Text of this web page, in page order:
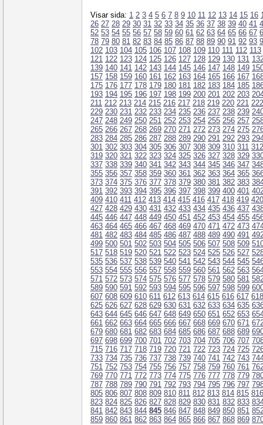
Visar sida: 1 2 3 4 5 6 7 8 9 10 11 12 13 14 15 16
26 27 28 29 30 31 32 33 34 35 36 37 38 39 40 41
52 53 54 55 56 57 58 59 60 61 62 63 64 65 66 67
78 79 80 81 82 83 84 85 86 87 88 89 90 91 92 93
102 103 104 105 106 107 108 109 110 111 112 113
121 122 123 124 125 126 127 128 129 130 131
139 140 141 142 143 144 145 146 147 148 149
157 158 159 160 161 162 163 164 165 166 167
175 176 177 178 179 180 181 182 183 184 185
193 194 195 196 197 198 199 200 201 202 203
211 212 213 214 215 216 217 218 219 220 221 222
229 230 231 232 233 234 235 236 237 238 239
247 248 249 250 251 252 253 254 255 256 257
265 266 267 268 269 270 271 272 273 274 275
283 284 285 286 287 288 289 290 291 292 293
301 302 303 304 305 306 307 308 309 310 311 312
319 320 321 322 323 324 325 326 327 328 329
337 338 339 340 341 342 343 344 345 346 347
355 356 357 358 359 360 361 362 363 364 365
373 374 375 376 377 378 379 380 381 382 383
391 392 393 394 395 396 397 398 399 400 401
409 410 411 412 413 414 415 416 417 418 419 420
427 428 429 430 431 432 433 434 435 436 437
445 446 447 448 449 450 451 452 453 454 455
463 464 465 466 467 468 469 470 471 472 473
481 482 483 484 485 486 487 488 489 490 491
499 500 501 502 503 504 505 506 507 508 509
517 518 519 520 521 522 523 524 525 526 527
535 536 537 538 539 540 541 542 543 544 545
553 554 555 556 557 558 559 560 561 562 563
571 572 573 574 575 576 577 578 579 580 581
589 590 591 592 593 594 595 596 597 598 599
607 608 609 610 611 612 613 614 615 616 617 618
625 626 627 628 629 630 631 632 633 634 635
643 644 645 646 647 648 649 650 651 652 653
661 662 663 664 665 666 667 668 669 670 671
679 680 681 682 683 684 685 686 687 688 689
697 698 699 700 701 702 703 704 705 706 707
715 716 717 718 719 720 721 722 723 724 725
733 734 735 736 737 738 739 740 741 742 743
751 752 753 754 755 756 757 758 759 760 761
769 770 771 772 773 774 775 776 777 778 779
787 788 789 790 791 792 793 794 795 796 797
805 806 807 808 809 810 811 812 813 814 815 816
823 824 825 826 827 828 829 830 831 832 833
841 842 843 844 845 846 847 848 849 850 851
859 860 861 862 863 864 865 866 867 868 869